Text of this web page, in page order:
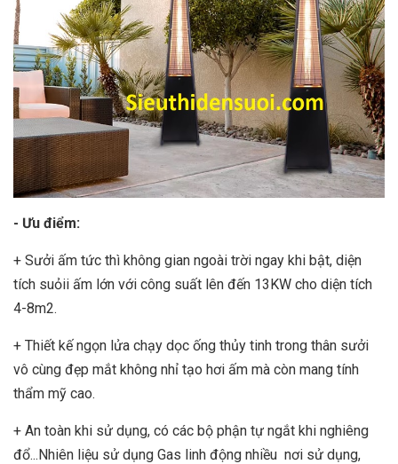
- Ưu điểm:
+ Sưởi ấm tức thì không gian ngoài trời ngay khi bật, diện
tích suỏii ấm lớn với công suất lên đến 13KW cho diện tích
4-8m2.
+ Thiết kế ngọn lửa chạy dọc ống thủy tinh trong thân sưởi
vô cùng đẹp mắt không nhỉ tạo hơi ấm mà còn mang tính
thẩm mỹ cao.
+ An toàn khi sử dụng, có các bộ phận tự ngắt khi nghiêng
đổ...Nhiên liệu sử dụng Gas linh động nhiều nơi sử dụng,